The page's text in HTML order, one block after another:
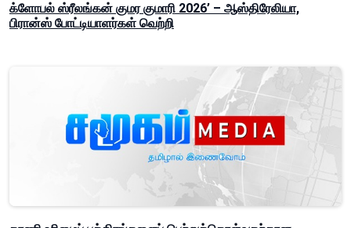
க்ளோபல் ஸ்ரீலங்கன் குமர குமாரி 2026’ – ஆஸ்திரேலியா,
பிரான்ஸ் போட்டியாளர்கள் வெற்றி